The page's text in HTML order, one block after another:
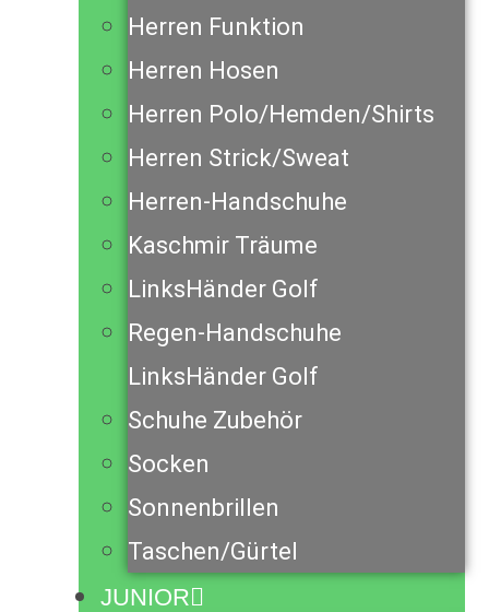
Herren Funktion
Herren Hosen
Herren Polo/Hemden/Shirts
Herren Strick/Sweat
Herren-Handschuhe
Kaschmir Träume
LinksHänder Golf
Regen-Handschuhe
LinksHänder Golf
Schuhe Zubehör
Socken
Sonnenbrillen
Taschen/Gürtel
JUNIOR